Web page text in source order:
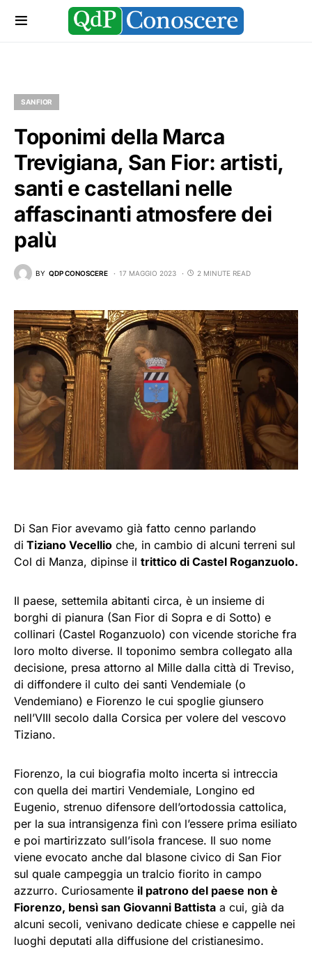
SAN FIOR
Toponimi della Marca
Trevigiana, San Fior: artisti,
santi e castellani nelle
affascinanti atmosfere dei
palù
BY QDP CONOSCERE 17 MAGGIO 2023 2 MINUTE READ
Di San Fior avevamo già fatto cenno parlando
di Tiziano Vecellio che, in cambio di alcuni terreni sul
Col di Manza, dipinse il trittico di Castel Roganzuolo.
Il paese, settemila abitanti circa, è un insieme di
borghi di pianura (San Fior di Sopra e di Sotto) e
collinari (Castel Roganzuolo) con vicende storiche fra
loro molto diverse. Il toponimo sembra collegato alla
decisione, presa attorno al Mille dalla città di Treviso,
di diffondere il culto dei santi Vendemiale (o
Vendemiano) e Fiorenzo le cui spoglie giunsero
nell’VIII secolo dalla Corsica per volere del vescovo
Tiziano.
Fiorenzo, la cui biografia molto incerta si intreccia
con quella dei martiri Vendemiale, Longino ed
Eugenio, strenuo difensore dell’ortodossia cattolica,
per la sua intransigenza finì con l’essere prima esiliato
e poi martirizzato sull’isola francese. Il suo nome
viene evocato anche dal blasone civico di San Fior
sul quale campeggia un tralcio fiorito in campo
azzurro. Curiosamente il patrono del paese non è
Fiorenzo, bensì san Giovanni Battista a cui, già da
alcuni secoli, venivano dedicate chiese e cappelle nei
luoghi deputati alla diffusione del cristianesimo.